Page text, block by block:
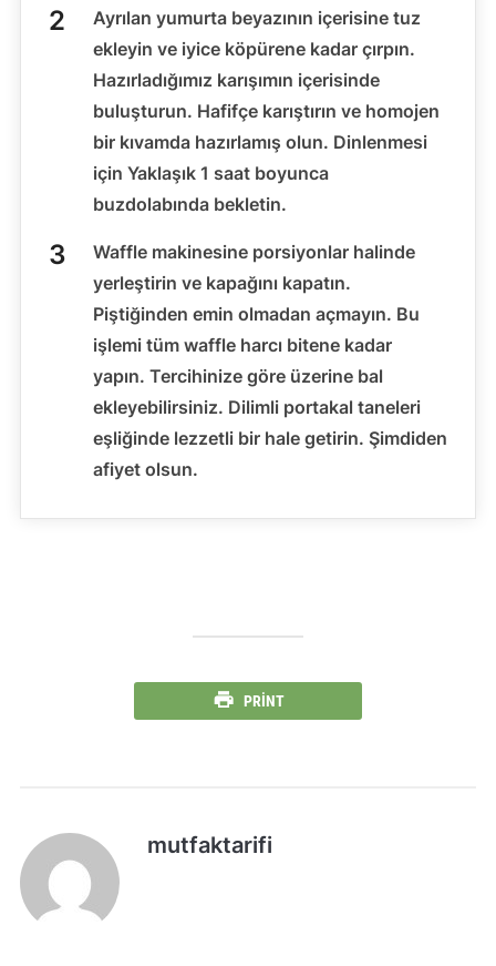
Ayrılan yumurta beyazının içerisine tuz
ekleyin ve iyice köpürene kadar çırpın.
Hazırladığımız karışımın içerisinde
buluşturun. Hafifçe karıştırın ve homojen
bir kıvamda hazırlamış olun. Dinlenmesi
için Yaklaşık 1 saat boyunca
buzdolabında bekletin.
Waffle makinesine porsiyonlar halinde
yerleştirin ve kapağını kapatın.
Piştiğinden emin olmadan açmayın. Bu
işlemi tüm waffle harcı bitene kadar
yapın. Tercihinize göre üzerine bal
ekleyebilirsiniz. Dilimli portakal taneleri
eşliğinde lezzetli bir hale getirin. Şimdiden
afiyet olsun.
PRINT
mutfaktarifi